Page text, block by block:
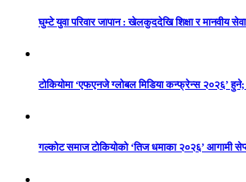
घुम्टे युवा परिवार जापान : खेलकुददेखि शिक्षा र मानवीय
टोकियोमा ‘एफएनजे ग्लोबल मिडिया कन्फ्रेन्स २०२६’
गल्कोट समाज टोकियोको ‘तिज धमाका २०२६’ आगामी